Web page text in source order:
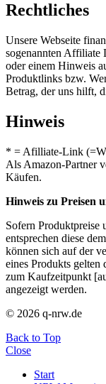
Rechtliches
Unsere Webseite
sogenannten Affiliate
oder einem Hinweis
Produktlinks bzw.
Betrag, der uns hilft,
Hinweis
* = Afilliate-Link
Als Amazon-Partner
Käufen.
Hinweis zu Preisen
Sofern Produktpreise
entsprechen diese
können sich auf der
eines Produkts gelten
zum Kaufzeitpunkt
angezeigt werden.
© 2026 q-nrw.de
Back to Top
Close
Start